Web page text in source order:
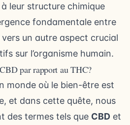
leur structure chimique
fondamentale entre
vers un autre aspect crucial
sur l’organisme humain.
par rapport au THC?
monde où le bien-être est
et dans cette quête, nous
des termes tels que CBD et